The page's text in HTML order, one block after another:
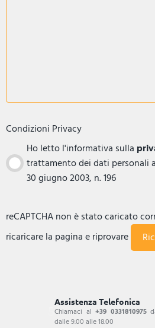
Condizioni Privacy
Ho letto l'informativa sulla
trattamento dei dati personali
30 giugno 2003, n. 196
reCAPTCHA non è stato caricato
ricaricare la pagina e riprovare
Assistenza Telefonica
Chiamaci al+39 0331810975
dalle 9.00 alle 18.00